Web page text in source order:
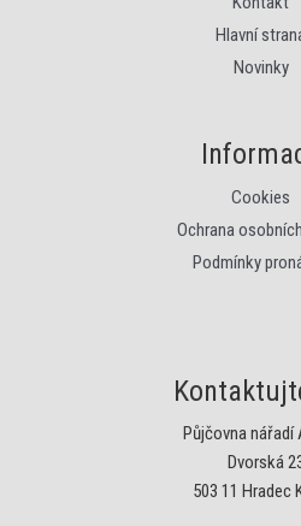
Hlavní
Novinky
Cookies
Ochrana
Podmínky
Půjčovna nářadí
Dvorská
503 11 Hradec